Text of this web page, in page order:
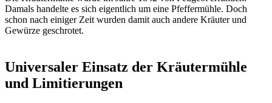
Damals handelte es sich eigentlich um eine Pfeffermühle. Doch
schon nach einiger Zeit wurden damit auch andere Kräuter und
Gewürze geschrotet.
Universaler Einsatz der Kräutermühle
und Limitierungen